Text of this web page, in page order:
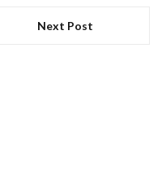
Next Post